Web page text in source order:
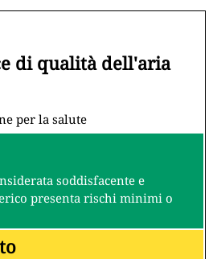
di qualità dell'aria
per la salute
soddisfacente e
presenta rischi minimi o